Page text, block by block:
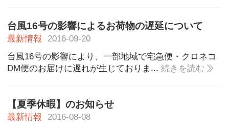
台風16号の影響によるお荷物の遅延について
最新情報
2016-09-20
台風16号の影響により、一部地域で宅急便・クロネコ
DM便のお届けに遅れが生じておりま...続きを読む
【夏季休暇】のお知らせ
最新情報
2016-08-08